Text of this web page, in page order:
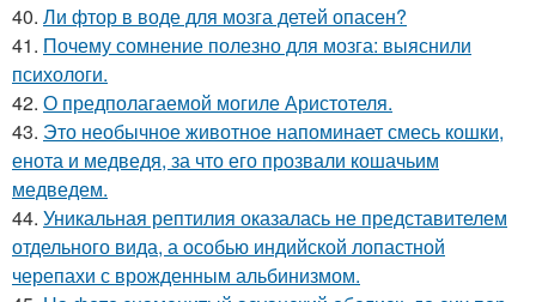
40. Ли фтор в воде для мозга детей опасен?
41. Почему сомнение полезно для мозга: выяснили
психологи.
42. О предполагаемой могиле Аристотеля.
43. Это необычное животное напоминает смесь кошки,
енота и медведя, за что его прозвали кошачьим
медведем.
44. Уникальная рептилия оказалась не представителем
отдельного вида, а особью индийской лопастной
черепахи с врожденным альбинизмом.